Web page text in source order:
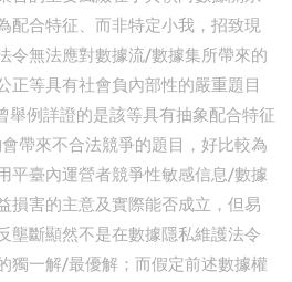
配合特征、而非特定小我，招致現
令無法應對數據流/數據集所帶來的
正等具有社會負內部性的嚴重題目
舉例詳證的是該等具有抽象配合特征
帶來不合法競爭的題目，好比較為
平臺內運營者競爭性敏感信息/數據
損害的主意及實際能否成立，但易
壟斷顯然不是在數據隱私維護法令
獨一解/最優解；而假定前述數據權